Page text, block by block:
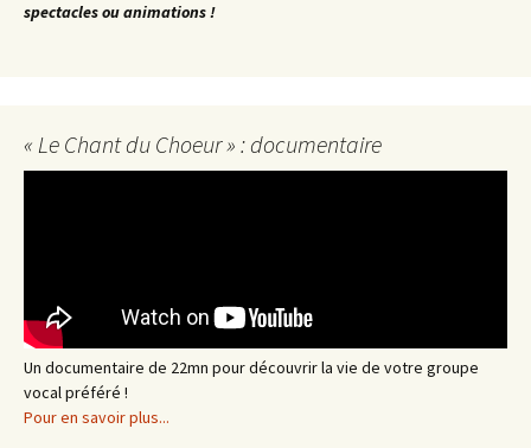
spectacles ou animations !
« Le Chant du Choeur » : documentaire
Un documentaire de 22mn pour découvrir la vie de votre groupe
vocal préféré !
Pour en savoir plus...